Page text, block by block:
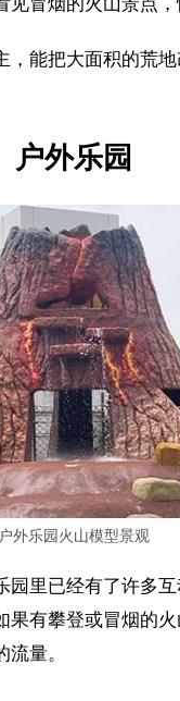
能把大面积的荒
户外乐园
户外乐园火山模型景观
里已经有了许多
有攀登或冒烟的
量。